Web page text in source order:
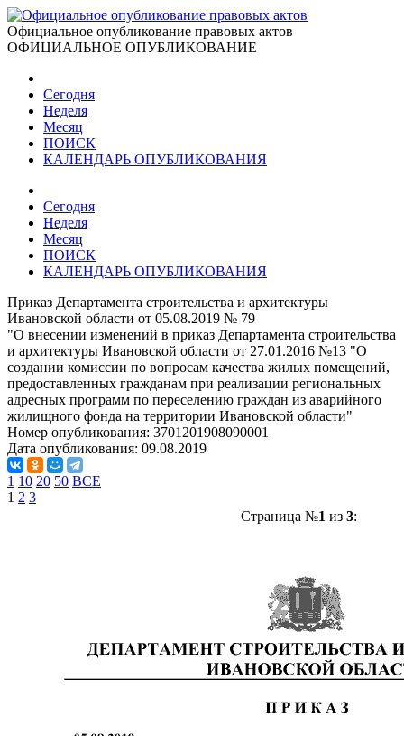
Официальное опубликование правовых актов
ОФИЦИАЛЬНОЕ ОПУБЛИКОВАНИЕ
Сегодня
Неделя
Месяц
ПОИСК
КАЛЕНДАРЬ ОПУБЛИКОВАНИЯ
Сегодня
Неделя
Месяц
ПОИСК
КАЛЕНДАРЬ ОПУБЛИКОВАНИЯ
Приказ Департамента строительства и архитектуры
Ивановской области от 05.08.2019 № 79
"О внесении изменений в приказ Департамента строительства
и архитектуры Ивановской области от 27.01.2016 №13 "О
создании комиссии по вопросам качества жилых помещений,
предоставленных гражданам при реализации региональных
адресных программ по переселению граждан из аварийного
жилищного фонда на территории Ивановской области"
Номер опубликования: 3701201908090001
Дата опубликования: 09.08.2019
1 10 20 50 ВСЕ
1 2 3
Страница №1 из 3: